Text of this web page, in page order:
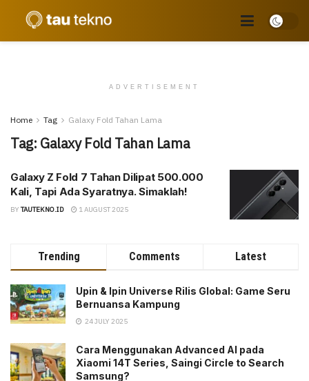
ADVERTISEMENT
Home Tag Galaxy Fold Tahan Lama
Tag: Galaxy Fold Tahan Lama
Galaxy Z Fold 7 Tahan Dilipat 500.000
Kali, Tapi Ada Syaratnya. Simaklah!
BY TAUTEKNO.ID 1 AUGUST 2025
Trending Comments Latest
Upin & Ipin Universe Rilis Global: Game Seru
Bernuansa Kampung
24 JULY 2025
Cara Menggunakan Advanced AI pada
Xiaomi 14T Series, Saingi Circle to Search
Samsung?